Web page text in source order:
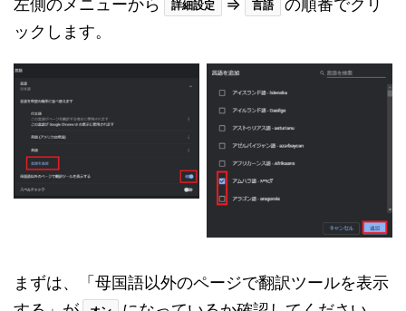
左側のメニューから 詳細設定 ⇒ 言語
の順番でクリ
ックします。
まずは、「母国語以外のページで翻訳ツールを表示